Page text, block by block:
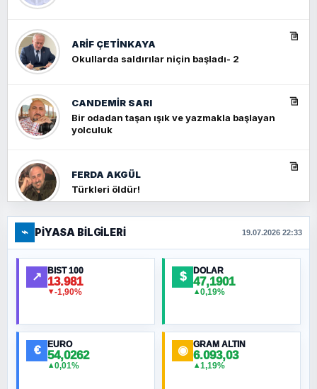
ARIF ÇETİNKAYA
Okullarda saldırılar niçin başladı- 2
CANDEMIR SARI
Bir odadan taşan ışık ve yazmakla başlayan
yolculuk
FERDA AKGÜL
Türkleri öldür!
FERHAT BÜYÜKKALKAN
Ankara Zirvesi: NATO Toplantısı mı, Yeni
Ortadoğu Haritasının Provası mı?
MURAT ÖZKAN
⌁ PIYASA BILGILERI 19.07.2026 22:33
↗ BIST 100
13.981
▼-1,90%
$ DOLAR
47,1901
▲0,19%
€ EURO
54,0262
▲0,01%
◉ GRAM ALTIN
6.093,03
▲1,19%